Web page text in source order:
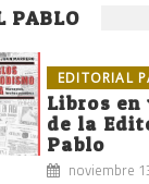
PABLO
EDITORIAL
Libros en
de la
Pablo
noviembre